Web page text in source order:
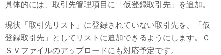
具体的には、取引先管理項目に「仮登録取引先」を追加。
現状「取引先リスト」に登録されていない取引先を、「仮
登録取引先」としてリストに追加できるようにします。Ｃ
ＳＶファイルのアップロードにも対応予定です。